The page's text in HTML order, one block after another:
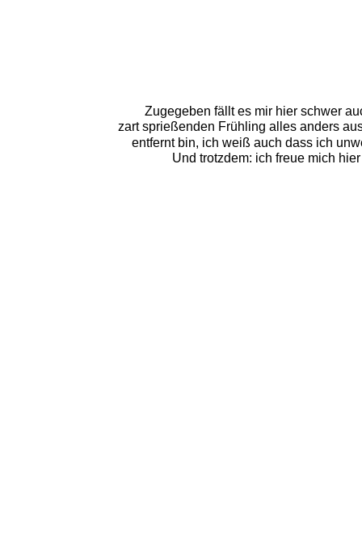
Zugegeben fällt es mir hier schwer
zart sprießenden Frühling alles anders
entfernt bin, ich weiß auch dass ich
Und trotzdem: ich freue mich